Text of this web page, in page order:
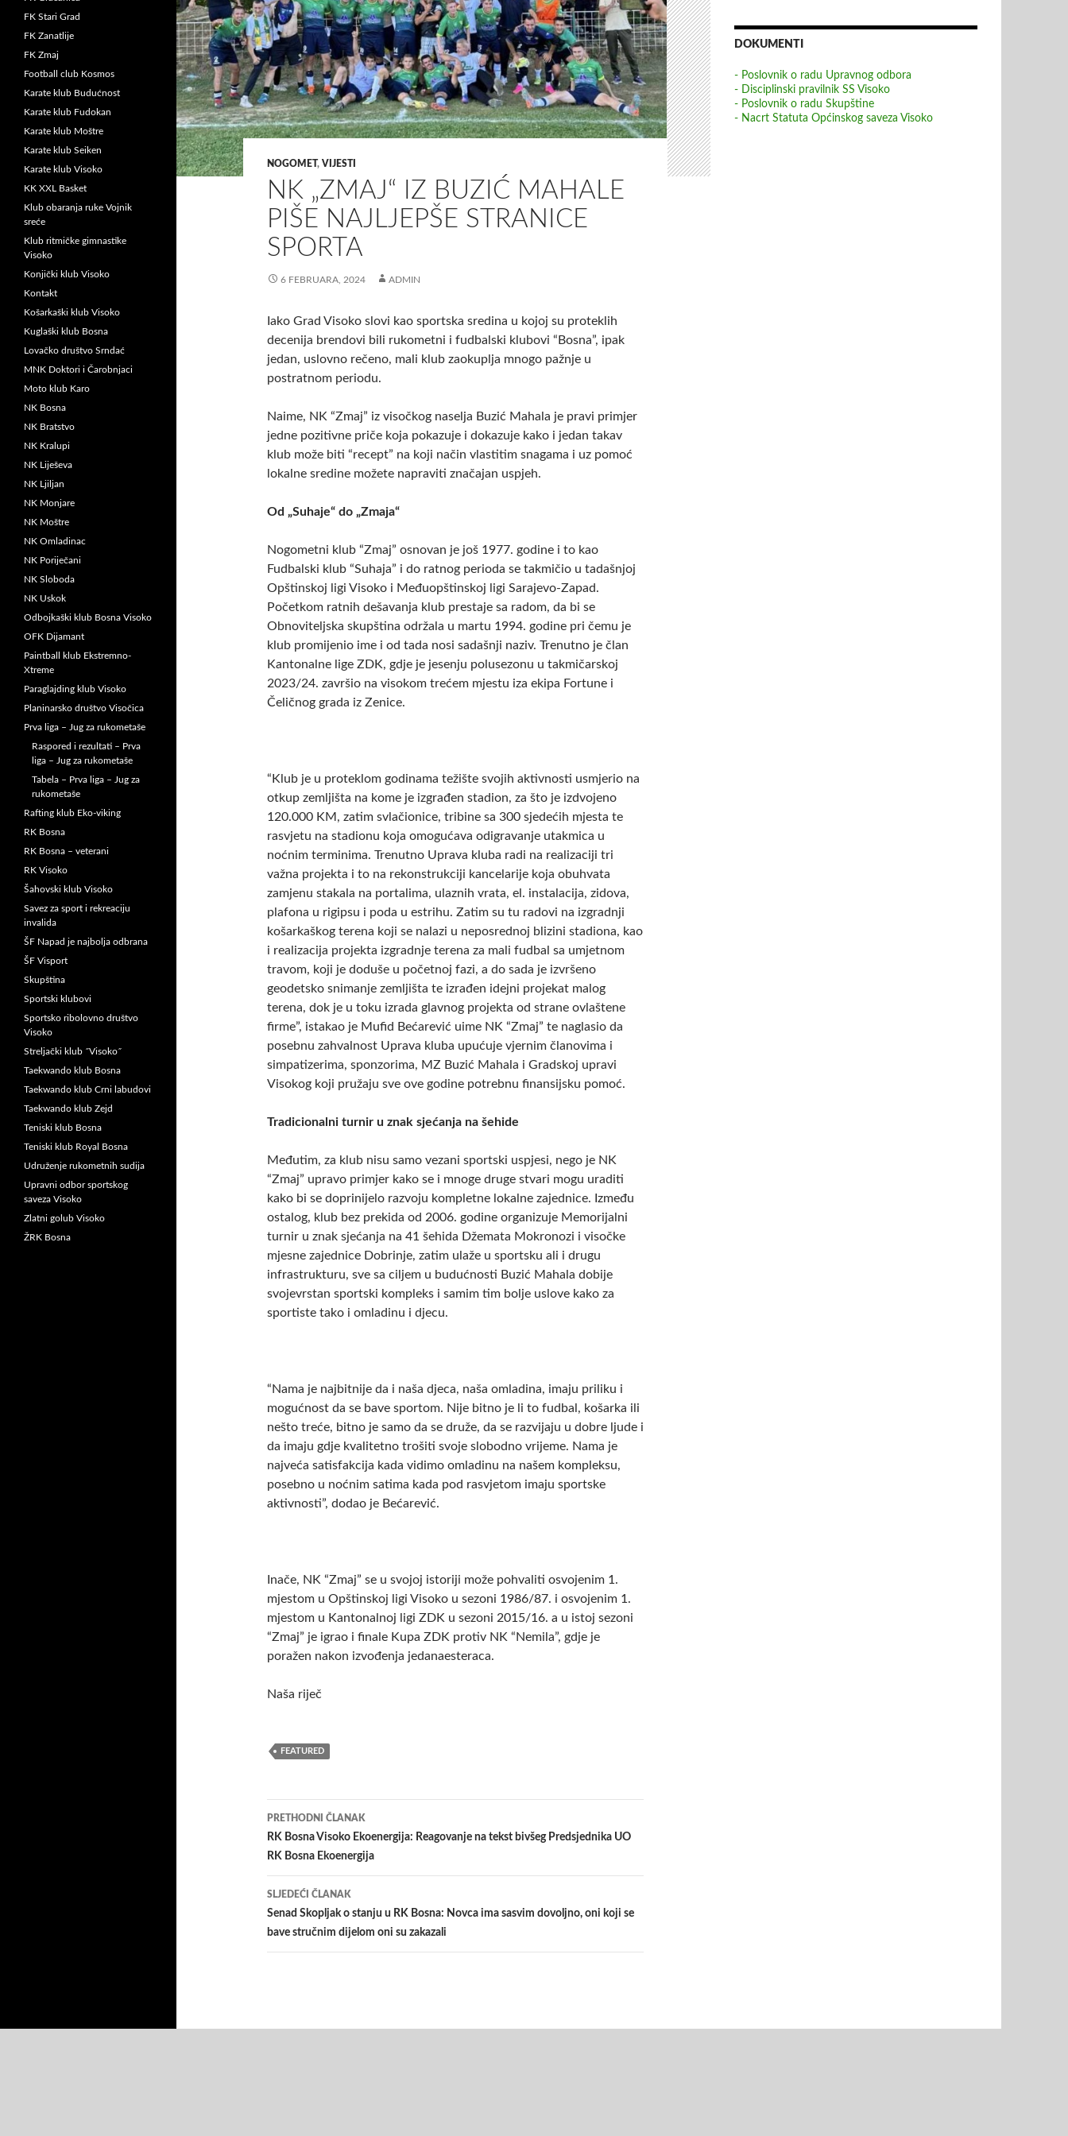
NOGOMET, VIJESTI
NK „ZMAJ“ IZ BUZIĆ MAHALE
PIŠE NAJLJEPŠE STRANICE
SPORTA
6 FEBRUARA, 2024 ADMIN
Iako Grad Visoko slovi kao sportska sredina u kojoj su proteklih
decenija brendovi bili rukometni i fudbalski klubovi “Bosna”, ipak
jedan, uslovno rečeno, mali klub zaokuplja mnogo pažnje u
postratnom periodu.
Naime, NK “Zmaj” iz visočkog naselja Buzić Mahala je pravi primjer
jedne pozitivne priče koja pokazuje i dokazuje kako i jedan takav
klub može biti “recept” na koji način vlastitim snagama i uz pomoć
lokalne sredine možete napraviti značajan uspjeh.
Od „Suhaje“ do „Zmaja“
Nogometni klub “Zmaj” osnovan je još 1977. godine i to kao
Fudbalski klub “Suhaja” i do ratnog perioda se takmičio u tadašnjoj
Opštinskoj ligi Visoko i Međuopštinskoj ligi Sarajevo-Zapad.
Početkom ratnih dešavanja klub prestaje sa radom, da bi se
Obnoviteljska skupština održala u martu 1994. godine pri čemu je
klub promijenio ime i od tada nosi sadašnji naziv. Trenutno je član
Kantonalne lige ZDK, gdje je jesenju polusezonu u takmičarskoj
2023/24. završio na visokom trećem mjestu iza ekipa Fortune i
Čeličnog grada iz Zenice.
“Klub je u proteklom godinama težište svojih aktivnosti usmjerio na
otkup zemljišta na kome je izgrađen stadion, za što je izdvojeno
120.000 KM, zatim svlačionice, tribine sa 300 sjedećih mjesta te
rasvjetu na stadionu koja omogućava odigravanje utakmica u
noćnim terminima. Trenutno Uprava kluba radi na realizaciji tri
važna projekta i to na rekonstrukciji kancelarije koja obuhvata
zamjenu stakala na portalima, ulaznih vrata, el. instalacija, zidova,
plafona u rigipsu i poda u estrihu. Zatim su tu radovi na izgradnji
košarkaškog terena koji se nalazi u neposrednoj blizini stadiona, kao
i realizacija projekta izgradnje terena za mali fudbal sa umjetnom
travom, koji je doduše u početnoj fazi, a do sada je izvršeno
geodetsko snimanje zemljišta te izrađen idejni projekat malog
terena, dok je u toku izrada glavnog projekta od strane ovlaštene
firme”, istakao je Mufid Bećarević uime NK “Zmaj” te naglasio da
posebnu zahvalnost Uprava kluba upućuje vjernim članovima i
simpatizerima, sponzorima, MZ Buzić Mahala i Gradskoj upravi
Visokog koji pružaju sve ove godine potrebnu finansijsku pomoć.
Tradicionalni turnir u znak sjećanja na šehide
Međutim, za klub nisu samo vezani sportski uspjesi, nego je NK
“Zmaj” upravo primjer kako se i mnoge druge stvari mogu uraditi
kako bi se doprinijelo razvoju kompletne lokalne zajednice. Između
ostalog, klub bez prekida od 2006. godine organizuje Memorijalni
turnir u znak sjećanja na 41 šehida Džemata Mokronozi i visočke
mjesne zajednice Dobrinje, zatim ulaže u sportsku ali i drugu
infrastrukturu, sve sa ciljem u budućnosti Buzić Mahala dobije
svojevrstan sportski kompleks i samim tim bolje uslove kako za
sportiste tako i omladinu i djecu.
“Nama je najbitnije da i naša djeca, naša omladina, imaju priliku i
mogućnost da se bave sportom. Nije bitno je li to fudbal, košarka ili
nešto treće, bitno je samo da se druže, da se razvijaju u dobre ljude i
da imaju gdje kvalitetno trošiti svoje slobodno vrijeme. Nama je
najveća satisfakcija kada vidimo omladinu na našem kompleksu,
posebno u noćnim satima kada pod rasvjetom imaju sportske
aktivnosti”, dodao je Bećarević.
Inače, NK “Zmaj” se u svojoj istoriji može pohvaliti osvojenim 1.
mjestom u Opštinskoj ligi Visoko u sezoni 1986/87. i osvojenim 1.
mjestom u Kantonalnoj ligi ZDK u sezoni 2015/16. a u istoj sezoni
“Zmaj” je igrao i finale Kupa ZDK protiv NK “Nemila”, gdje je
poražen nakon izvođenja jedanaesteraca.
Naša riječ
FEATURED
Navigacija
članaka
PRETHODNI ČLANAK
RK Bosna Visoko Ekoenergija: Reagovanje na tekst bivšeg Predsjednika UO
RK Bosna Ekoenergija
SLJEDEĆI ČLANAK
Senad Skopljak o stanju u RK Bosna: Novca ima sasvim dovoljno, oni koji se
bave stručnim dijelom oni su zakazali
DOKUMENTI
- Poslovnik o radu Upravnog odbora
- Disciplinski pravilnik SS Visoko
- Poslovnik o radu Skupštine
- Nacrt Statuta Općinskog saveza Visoko
FK Stari Grad
FK Zanatlije
FK Zmaj
Football club Kosmos
Karate klub Budućnost
Karate klub Fudokan
Karate klub Moštre
Karate klub Seiken
Karate klub Visoko
KK XXL Basket
Klub obaranja ruke Vojnik
sreće
Klub ritmičke gimnastike
Visoko
Konjički klub Visoko
Kontakt
Košarkaški klub Visoko
Kuglaški klub Bosna
Lovačko društvo Srndać
MNK Doktori i Čarobnjaci
Moto klub Karo
NK Bosna
NK Bratstvo
NK Kralupi
NK Liješeva
NK Ljiljan
NK Monjare
NK Moštre
NK Omladinac
NK Poriječani
NK Sloboda
NK Uskok
Odbojkaški klub Bosna Visoko
OFK Dijamant
Paintball klub Ekstremno-
Xtreme
Paraglajding klub Visoko
Planinarsko društvo Visočica
Prva liga – Jug za rukometaše
Raspored i rezultati – Prva
liga – Jug za rukometaše
Tabela – Prva liga – Jug za
rukometaše
Rafting klub Eko-viking
RK Bosna
RK Bosna – veterani
RK Visoko
Šahovski klub Visoko
Savez za sport i rekreaciju
invalida
ŠF Napad je najbolja odbrana
ŠF Visport
Skupština
Sportski klubovi
Sportsko ribolovno društvo
Visoko
Streljački klub ˝Visoko˝
Taekwando klub Bosna
Taekwando klub Crni labudovi
Taekwando klub Zejd
Teniski klub Bosna
Teniski klub Royal Bosna
Udruženje rukometnih sudija
Upravni odbor sportskog
saveza Visoko
Zlatni golub Visoko
ŽRK Bosna